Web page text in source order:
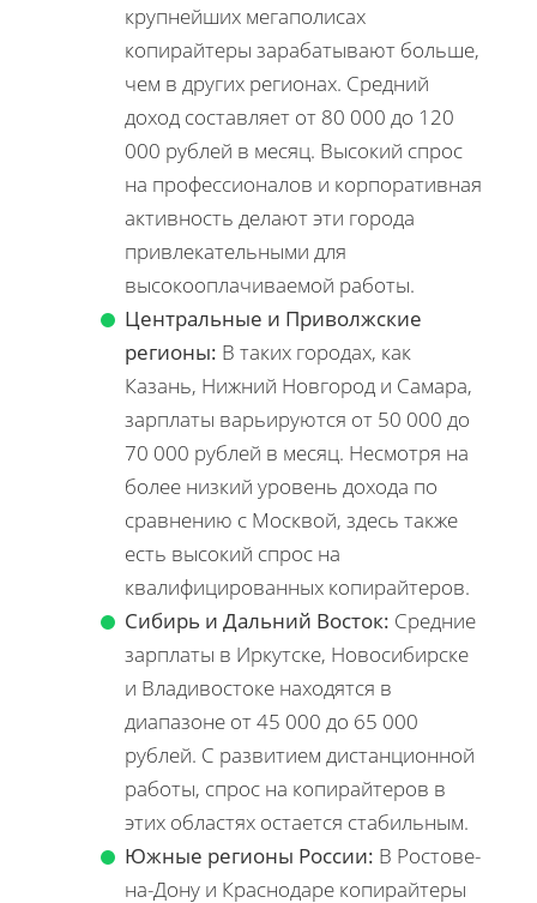
крупнейших мегаполисах
копирайтеры зарабатывают больше,
чем в других регионах. Средний
доход составляет от 80 000 до 120
000 рублей в месяц. Высокий спрос
на профессионалов и корпоративная
активность делают эти города
привлекательными для
высокооплачиваемой работы.
Центральные и Приволжские
регионы: В таких городах, как
Казань, Нижний Новгород и Самара,
зарплаты варьируются от 50 000 до
70 000 рублей в месяц. Несмотря на
более низкий уровень дохода по
сравнению с Москвой, здесь также
есть высокий спрос на
квалифицированных копирайтеров.
Сибирь и Дальний Восток: Средние
зарплаты в Иркутске, Новосибирске
и Владивостоке находятся в
диапазоне от 45 000 до 65 000
рублей. С развитием дистанционной
работы, спрос на копирайтеров в
этих областях остается стабильным.
Южные регионы России: В Ростове-
на-Дону и Краснодаре копирайтеры